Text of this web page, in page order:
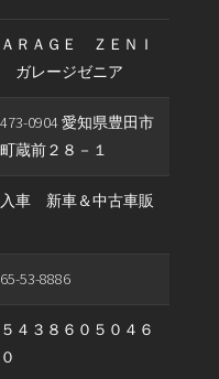
ＡＲＡＧＥ ＺＥＮＩ
ガレージゼニア
0904 愛知県豊田市
蔵前２８－１
車 新車＆中古車販
53-8886
４３８６０５０４６